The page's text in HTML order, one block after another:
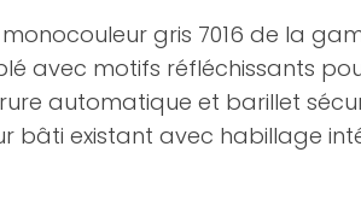
gris 7016 de la
avec motifs réfléchissants
automatique et barillet
bâti existant avec habillage